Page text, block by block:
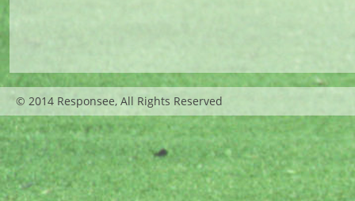
© 2014 Responsee, All Rights Reserved